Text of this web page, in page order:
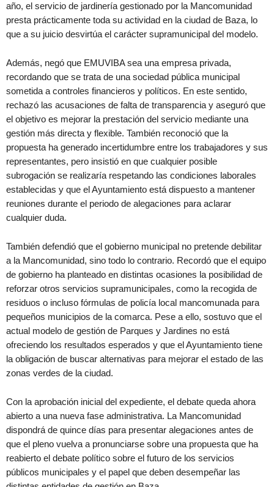
año, el servicio de jardinería gestionado por la Mancomunidad
presta prácticamente toda su actividad en la ciudad de Baza, lo
que a su juicio desvirtúa el carácter supramunicipal del modelo.
Además, negó que EMUVIBA sea una empresa privada,
recordando que se trata de una sociedad pública municipal
sometida a controles financieros y políticos. En este sentido,
rechazó las acusaciones de falta de transparencia y aseguró que
el objetivo es mejorar la prestación del servicio mediante una
gestión más directa y flexible. También reconoció que la
propuesta ha generado incertidumbre entre los trabajadores y sus
representantes, pero insistió en que cualquier posible
subrogación se realizaría respetando las condiciones laborales
establecidas y que el Ayuntamiento está dispuesto a mantener
reuniones durante el periodo de alegaciones para aclarar
cualquier duda.
También defendió que el gobierno municipal no pretende debilitar
a la Mancomunidad, sino todo lo contrario. Recordó que el equipo
de gobierno ha planteado en distintas ocasiones la posibilidad de
reforzar otros servicios supramunicipales, como la recogida de
residuos o incluso fórmulas de policía local mancomunada para
pequeños municipios de la comarca. Pese a ello, sostuvo que el
actual modelo de gestión de Parques y Jardines no está
ofreciendo los resultados esperados y que el Ayuntamiento tiene
la obligación de buscar alternativas para mejorar el estado de las
zonas verdes de la ciudad.
Con la aprobación inicial del expediente, el debate queda ahora
abierto a una nueva fase administrativa. La Mancomunidad
dispondrá de quince días para presentar alegaciones antes de
que el pleno vuelva a pronunciarse sobre una propuesta que ha
reabierto el debate político sobre el futuro de los servicios
públicos municipales y el papel que deben desempeñar las